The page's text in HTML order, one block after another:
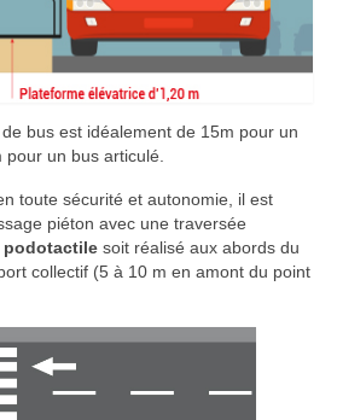
bus est idéalement de 15m pour un
un bus articulé.
toute sécurité et autonomie, il est
piéton avec une traversée
podotactile soit réalisé aux abords du
collectif (5 à 10 m en amont du point